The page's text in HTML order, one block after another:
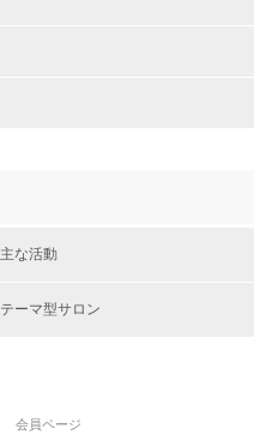
主な活動
テーマ型サロン
会員ページ